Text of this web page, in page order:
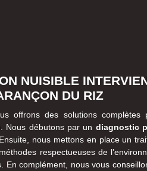
NUISIBLE
DU RIZ
offrons des solutions
Nous débutons par un diagnostic
nous mettons en place un
respectueuses de
En complément, nous vous